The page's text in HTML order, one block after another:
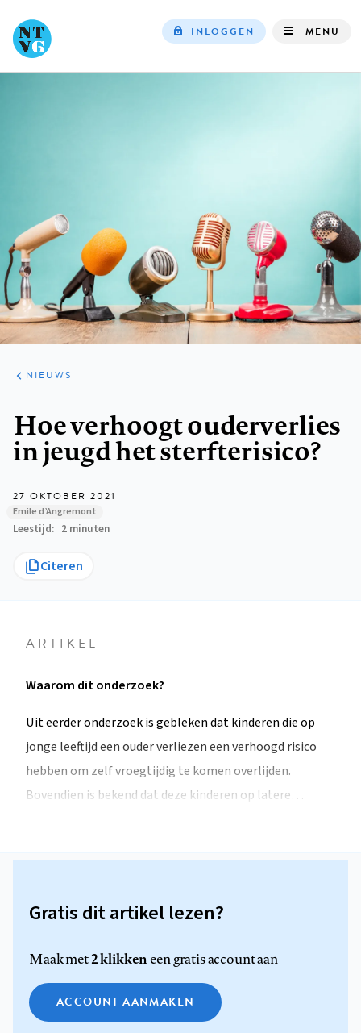
INLOGGEN MENU
ARTIKELEN
HET
KORT
NIEUWS
Hoe verhoogt ouderverlies
in jeugd het sterfterisico?
27 OKTOBER 2021
Emile d’Angremont
Leestijd 2 minuten
Citeren
ARTIKEL
Waarom dit onderzoek?
Uit eerder onderzoek is gebleken dat kinderen die op
jonge leeftijd een ouder verliezen een verhoogd risico
hebben om zelf vroegtijdig te komen overlijden.
Bovendien is bekend dat deze kinderen op latere…
Gratis dit artikel lezen?
Maak met2 klikkeneen gratis account aan
ACCOUNT AANMAKEN